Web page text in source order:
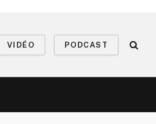
VIDÉO PODCAST